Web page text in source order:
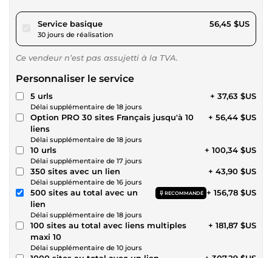
Service basiquepour 52,02 $US
30 jours de réalisation
56,45 $US
Ce vendeur n’est pas assujetti à la TVA.
Personnaliser le service
5 urls
Délai supplémentaire de 18 jours
+ 37,63 $US
Option PRO 30 sites Français jusqu'à 10
liens
Délai supplémentaire de 18 jours
+ 56,44 $US
10 urls
Délai supplémentaire de 17 jours
+ 100,34 $US
350 sites avec un lien
Délai supplémentaire de 16 jours
+ 43,90 $US
500 sites au total avec un
lien
RECOMMANDÉ
Délai supplémentaire de 18 jours
+ 156,78 $US
100 sites au total avec liens multiples
maxi 10
Délai supplémentaire de 10 jours
+ 181,87 $US